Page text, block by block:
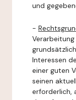
und
-
Interessen
einer guten
seinen
erforderlich,